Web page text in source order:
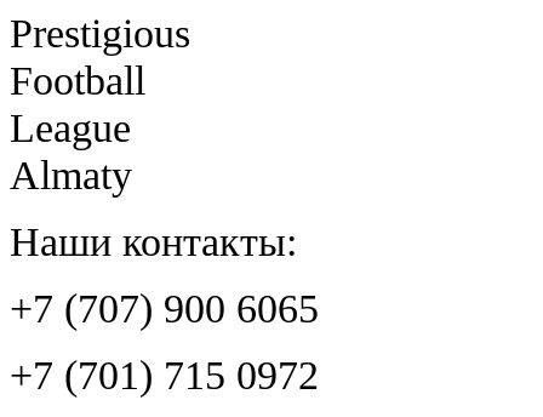
Prestigious
Football
League
Almaty
Наши контакты:
+7 (707) 900 6065
+7 (701) 715 0972